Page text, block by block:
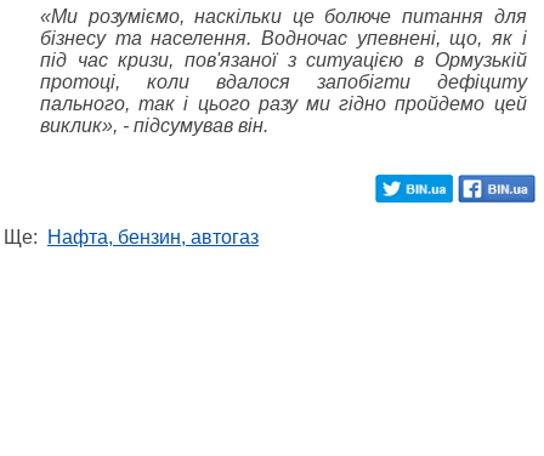
«Ми розуміємо, наскільки це болюче питання для
бізнесу та населення. Водночас упевнені, що, як і
під час кризи, пов'язаної з ситуацією в Ормузькій
протоці, коли вдалося запобігти дефіциту
пального, так і цього разу ми гідно пройдемо цей
виклик», - підсумував він.
Ще: Нафта, бензин, автогаз